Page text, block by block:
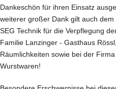
Dankeschön für ihren Einsatz
weiterer großer Dank gilt auch
SEG Technik für die Verpflegung
Familie Lanzinger - Gasthaus
Räumlichkeiten sowie bei der
Wurstwaren!